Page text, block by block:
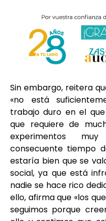
Sin embargo, reitera
«no está
trabajo duro en el
que requiere de
experimentos
consecuente tiempo
estaría bien que se
social, ya que está
nadie se hace rico
ello, afirma que «los
seguimos porque